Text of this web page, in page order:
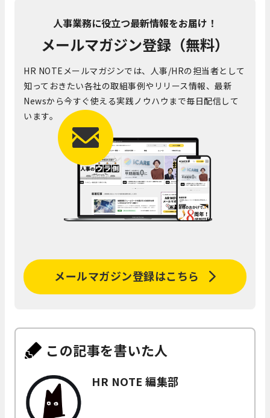
人事業務に役立つ最新情報をお届け！
メールマガジン登録（無料）
HR NOTEメールマガジンでは、人事/HRの担当者として
知っておきたい各社の取組事例やリリース情報、最新
Newsから今すぐ使える実践ノウハウまで毎日配信して
います。
メールマガジン登録はこちら
この記事を書いた人
HR NOTE 編集部